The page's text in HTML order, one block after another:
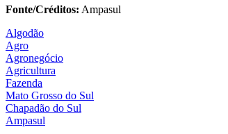
Fonte/Créditos: Ampasul
Algodão
Agro
Agronegócio
Agricultura
Fazenda
Mato Grosso do Sul
Chapadão do Sul
Ampasul